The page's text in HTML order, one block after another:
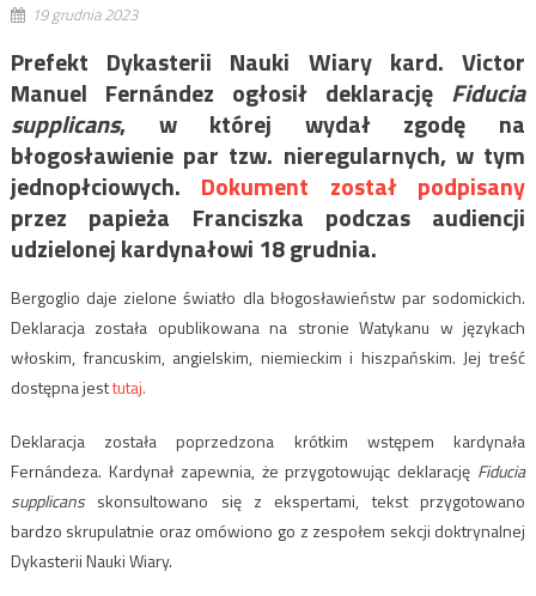
19 grudnia 2023
Prefekt Dykasterii Nauki Wiary kard. Victor
Manuel Fernández ogłosił deklarację Fiducia
supplicans, w której wydał zgodę na
błogosławienie par tzw. nieregularnych, w tym
jednopłciowych. Dokument został podpisany
przez papieża Franciszka podczas audiencji
udzielonej kardynałowi 18 grudnia.
Bergoglio daje zielone światło dla błogosławieństw par sodomickich.
Deklaracja została opublikowana na stronie Watykanu w językach
włoskim, francuskim, angielskim, niemieckim i hiszpańskim. Jej treść
dostępna jesttutaj.
Deklaracja została poprzedzona krótkim wstępem kardynała
Fernándeza. Kardynał zapewnia, że przygotowując deklarację Fiducia
supplicansskonsultowano się z ekspertami, tekst przygotowano
bardzo skrupulatnie oraz omówiono go z zespołem sekcji doktrynalnej
Dykasterii Nauki Wiary.